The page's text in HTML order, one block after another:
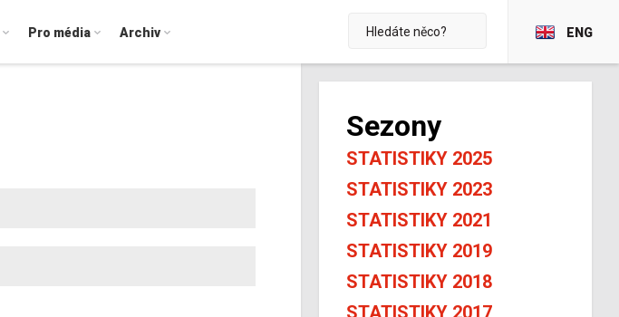
Pro média Archiv ENG
Sezony
STATISTIKY 2025
STATISTIKY 2023
STATISTIKY 2021
STATISTIKY 2019
STATISTIKY 2018
STATISTIKY 2017